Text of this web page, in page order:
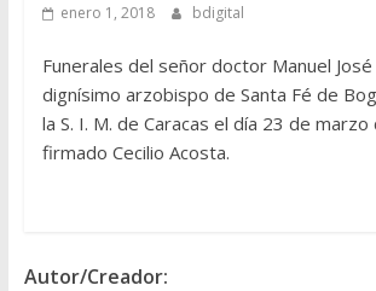
enero 1, 2018 bdigital
Funerales del señor doctor Manuel
dignísimo arzobispo de Santa Fé de
la S. I. M. de Caracas el día 23 de
firmado Cecilio Acosta.
Autor/Creador: